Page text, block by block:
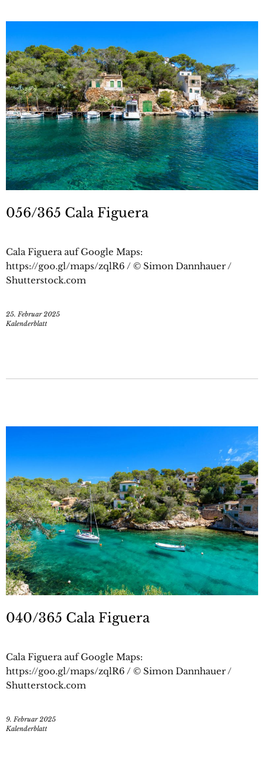
056/365 Cala Figuera
Cala Figuera auf Google Maps:
https://goo.gl/maps/zqlR6 / © Simon Dannhauer /
Shutterstock.com
25. Februar 2025
Kalenderblatt
040/365 Cala Figuera
Cala Figuera auf Google Maps:
https://goo.gl/maps/zqlR6 / © Simon Dannhauer /
Shutterstock.com
9. Februar 2025
Kalenderblatt